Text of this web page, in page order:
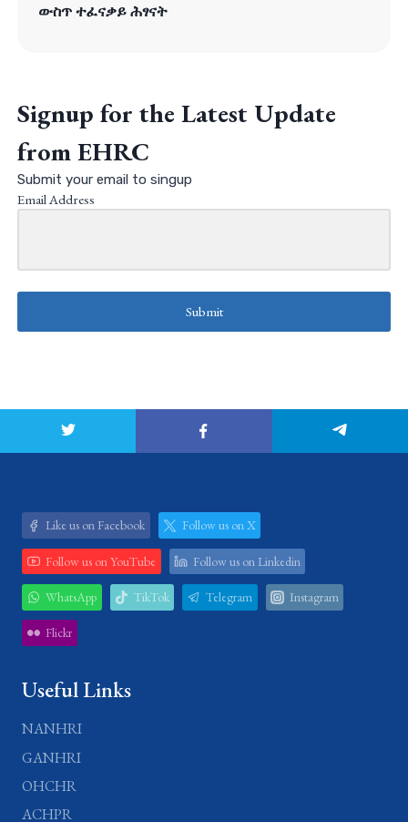
ውስጥ ተፈናቃይ ሕፃናት
Signup for the Latest Update
from EHRC
Submit your email to singup
Email Address
Submit
Like us on Facebook Follow us on X
Follow us on YouTube Follow us on Linkedin
WhatsApp TikTok Telegram Instagram
Flickr
Useful Links
NANHRI
GANHRI
OHCHR
ACHPR